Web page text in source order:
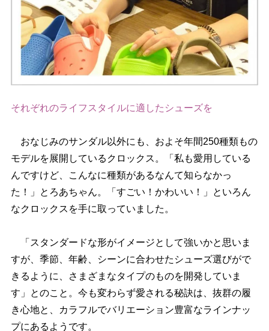
それぞれのライフスタイルに適したシューズを
おなじみのサンダル以外にも、およそ年間250種類もの
モデルを展開しているクロックス。「私も愛用している
んですけど、こんなに種類があるなんて知らなかっ
た！」とろあちゃん。「すごい！かわいい！」といろん
なクロックスを手に取っていました。
「スタンダードな形がイメージとして強いかと思いま
すが、季節、年齢、シーンに合わせたシューズ選びがで
きるように、さまざまなタイプのものを開発していま
す」とのこと。今も変わらず愛される秘訣は、抜群の履
き心地と、カラフルでバリエーション豊富なラインナッ
プにあるようです。